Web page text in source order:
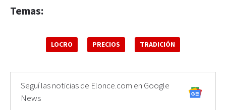
Temas:
LOCRO PRECIOS TRADICIÓN
Seguí las noticias de Elonce.com en Google
News